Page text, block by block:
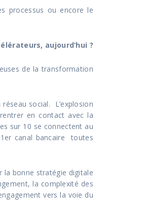
processus ou encore le
aujourd’hui ?
de la transformation
social. L’explosion
en contact avec la
sur 10 se connectent au
canal bancaire toutes
la bonne stratégie digitale
la complexité des
vers la voie du